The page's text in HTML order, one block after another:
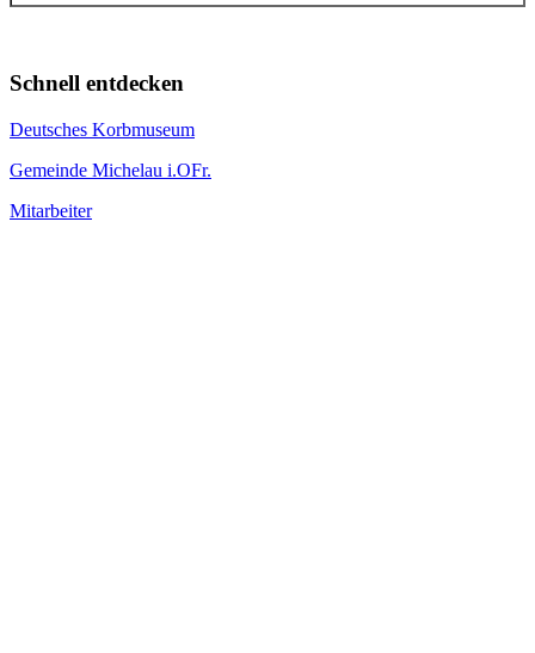
Schnell entdecken
Deutsches Korbmuseum
Gemeinde Michelau i.OFr.
Mitarbeiter